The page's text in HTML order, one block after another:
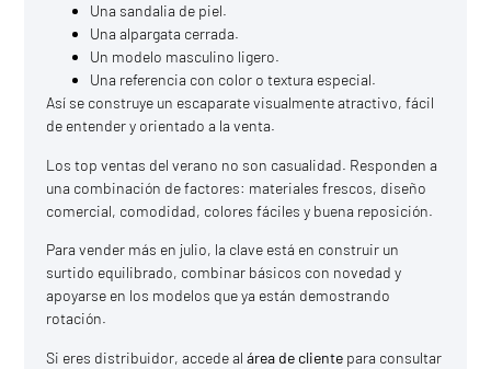
Una sandalia de piel.
Una alpargata cerrada.
Un modelo masculino ligero.
Una referencia con color o textura especial.
Así se construye un escaparate visualmente atractivo, fácil
de entender y orientado a la venta.
Los top ventas del verano no son casualidad. Responden a
una combinación de factores: materiales frescos, diseño
comercial, comodidad, colores fáciles y buena reposición.
Para vender más en julio, la clave está en construir un
surtido equilibrado, combinar básicos con novedad y
apoyarse en los modelos que ya están demostrando
rotación.
Si eres distribuidor, accede alárea de cliente para consultar